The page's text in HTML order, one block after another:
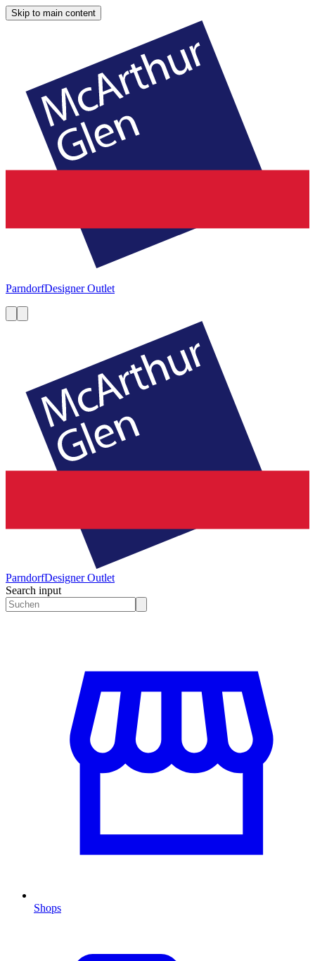
Skip to main content
ParndorfDesigner Outlet
ParndorfDesigner Outlet
Search input
Shops